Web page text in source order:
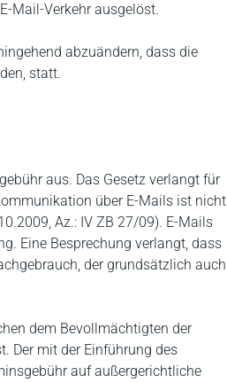
Mail-Verkehr ausgelöst.
abzuändern, dass die
statt.
aus. Das Gesetz verlangt für
über E-Mails ist nicht
Az.: IV ZB 27/09). E-Mails
Eine Besprechung verlangt, dass
der grundsätzlich auch
dem Bevollmächtigten der
Der mit der Einführung des
auf außergerichtliche